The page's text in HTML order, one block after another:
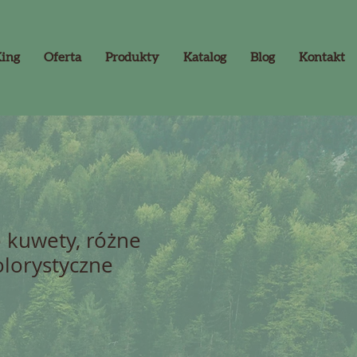
Oferta Produkty Katalog Blog Kontakt
różne